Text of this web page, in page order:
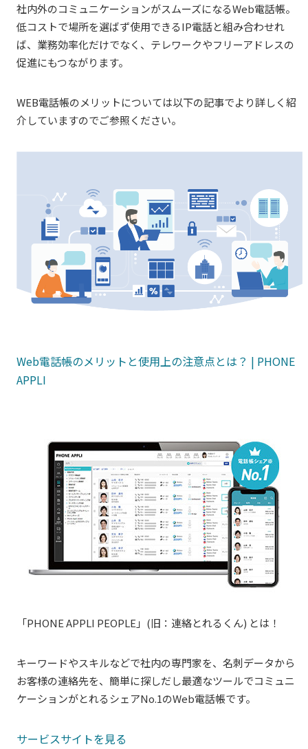
社内外のコミュニケーションがスムーズになるWeb電話帳。
低コストで場所を選ばず使用できるIP電話と組み合わせれ
ば、業務効率化だけでなく、テレワークやフリーアドレスの
促進にもつながります。
WEB電話帳のメリットについては以下の記事でより詳しく紹
介していますのでご参照ください。
Web電話帳のメリットと使用上の注意点とは？ | PHONE
APPLI
「PHONEAPPLI PEOPLE」(旧：連絡とれるくん) とは！
キーワードやスキルなどで社内の専門家を、名刺データから
お客様の連絡先を、簡単に探しだし最適なツールでコミュニ
ケーションがとれるシェアNo.1のWeb電話帳です。
サービスサイトを見る